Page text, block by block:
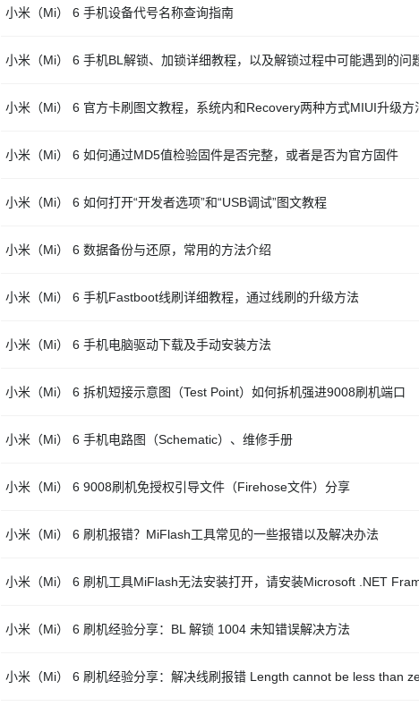
小米（Mi） 6 手机设备代号名称查询指南
小米（Mi） 6 手机BL解锁、加锁详细教程，以及解锁过程中可能遇到的问
小米（Mi） 6 官方卡刷图文教程，系统内和Recovery两种方式MIUI升级方
小米（Mi） 6 如何通过MD5值检验固件是否完整，或者是否为官方固件
小米（Mi） 6 如何打开“开发者选项”和“USB调试”图文教程
小米（Mi） 6 数据备份与还原，常用的方法介绍
小米（Mi） 6 手机Fastboot线刷详细教程，通过线刷的升级方法
小米（Mi） 6 手机电脑驱动下载及手动安装方法
小米（Mi） 6 拆机短接示意图（Test Point）如何拆机强进9008刷机端口
小米（Mi） 6 手机电路图（Schematic）、维修手册
小米（Mi） 6 9008刷机免授权引导文件（Firehose文件）分享
小米（Mi） 6 刷机报错？MiFlash工具常见的一些报错以及解决办法
小米（Mi） 6 刷机工具MiFlash无法安装打开，请安装Microsoft .NET
小米（Mi） 6 刷机经验分享：BL 解锁 1004 未知错误解决方法
小米（Mi） 6 刷机经验分享：解决线刷报错 Length cannot be less than